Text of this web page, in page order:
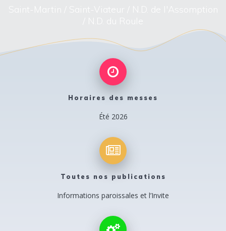
Horaires des messes
Été 2026
Toutes nos publications
Informations paroissales et l’Invite